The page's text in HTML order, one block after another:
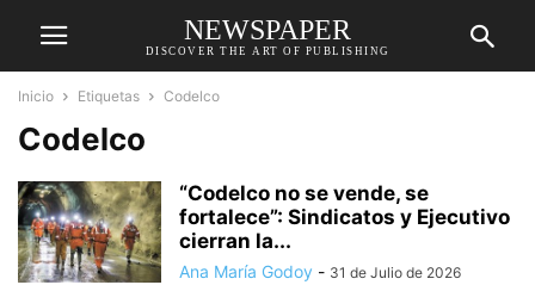
NEWSPAPER
DISCOVER THE ART OF PUBLISHING
Inicio Etiquetas Codelco
Codelco
“Codelco no se vende, se
fortalece”: Sindicatos y Ejecutivo
cierran la...
Ana María Godoy - 31 de Julio de 2026